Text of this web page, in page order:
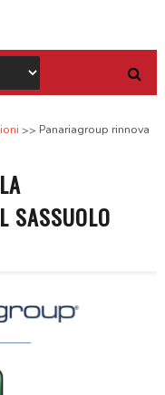
Panariagroup rinnova
SASSUOLO